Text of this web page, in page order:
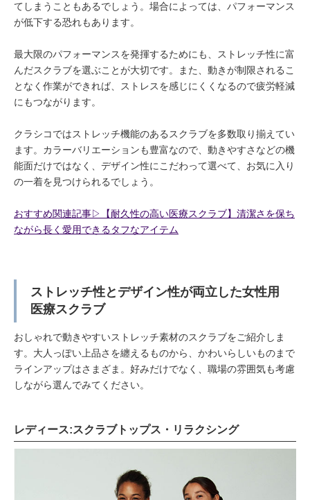
てしまうこともあるでしょう。場合によっては、パフォーマンス
が低下する恐れもあります。
最大限のパフォーマンスを発揮するためにも、ストレッチ性に富
んだスクラブを選ぶことが大切です。また、動きが制限されるこ
となく作業ができれば、ストレスを感じにくくなるので疲労軽減
にもつながります。
クラシコではストレッチ機能のあるスクラブを多数取り揃えてい
ます。カラーバリエーションも豊富なので、動きやすさなどの機
能面だけではなく、デザイン性にこだわって選べて、お気に入り
の一着を見つけられるでしょう。
おすすめ関連記事▷【耐久性の高い医療スクラブ】清潔さを保ち
ながら長く愛用できるタフなアイテム
ストレッチ性とデザイン性が両立した女性用
医療スクラブ
おしゃれで動きやすいストレッチ素材のスクラブをご紹介しま
す。大人っぽい上品さを纏えるものから、かわいらしいものまで
ラインアップはさまざま。好みだけでなく、職場の雰囲気も考慮
しながら選んでみてください。
レディース:スクラブトップス・リラクシング